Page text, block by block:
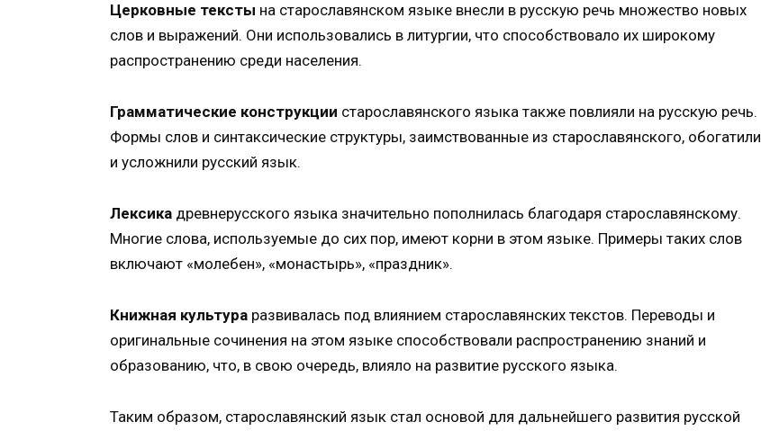
Церковные тексты на старославянском языке внесли в русскую речь множество новых
слов и выражений. Они использовались в литургии, что способствовало их широкому
распространению среди населения.
Грамматические конструкции старославянского языка также повлияли на русскую речь.
Формы слов и синтаксические структуры, заимствованные из старославянского, обогатили
и усложнили русский язык.
Лексика древнерусского языка значительно пополнилась благодаря старославянскому.
Многие слова, используемые до сих пор, имеют корни в этом языке. Примеры таких слов
включают «молебен», «монастырь», «праздник».
Книжная культура развивалась под влиянием старославянских текстов. Переводы и
оригинальные сочинения на этом языке способствовали распространению знаний и
образованию, что, в свою очередь, влияло на развитие русского языка.
Таким образом, старославянский язык стал основой для дальнейшего развития русской